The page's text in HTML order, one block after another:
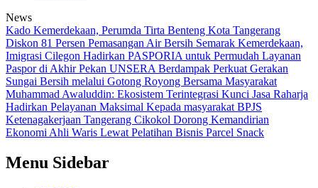
News
Kado Kemerdekaan, Perumda Tirta Benteng Kota Tangerang
Diskon 81 Persen Pemasangan Air Bersih Semarak Kemerdekaan,
Imigrasi Cilegon Hadirkan PASPORIA untuk Permudah Layanan
Paspor di Akhir Pekan UNSERA Berdampak Perkuat Gerakan
Sungai Bersih melalui Gotong Royong Bersama Masyarakat
Muhammad Awaluddin: Ekosistem Terintegrasi Kunci Jasa Raharja
Hadirkan Pelayanan Maksimal Kepada masyarakat BPJS
Ketenagakerjaan Tangerang Cikokol Dorong Kemandirian
Ekonomi Ahli Waris Lewat Pelatihan Bisnis Parcel Snack
Menu Sidebar